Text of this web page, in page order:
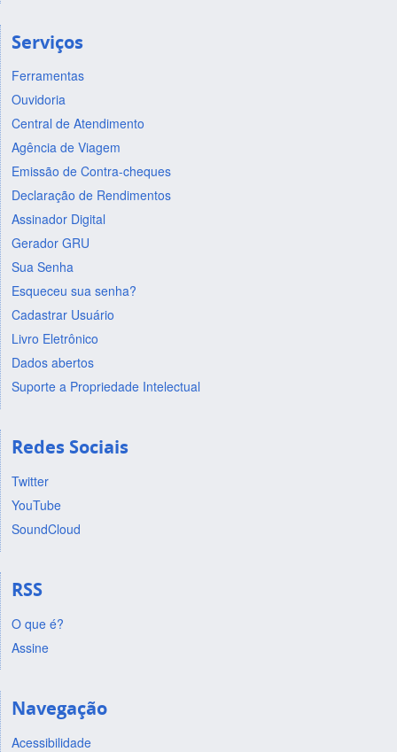
Serviços
Ferramentas
Ouvidoria
Central de Atendimento
Agência de Viagem
Emissão de Contra-cheques
Declaração de Rendimentos
Assinador Digital
Gerador GRU
Sua Senha
Esqueceu sua senha?
Cadastrar Usuário
Livro Eletrônico
Dados abertos
Suporte a Propriedade Intelectual
Redes Sociais
Twitter
YouTube
SoundCloud
RSS
O que é?
Assine
Navegação
Acessibilidade